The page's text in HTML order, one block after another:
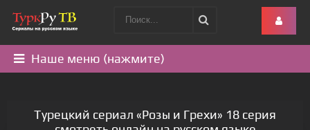
Наше меню (нажмите)
Турецкий сериал «Розы и Грехи» 18 серия